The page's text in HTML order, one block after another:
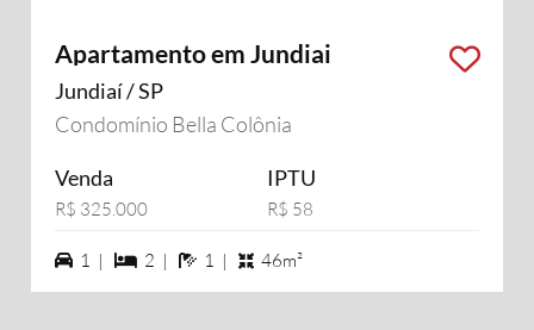
Apartamento em Jundiai
Jundiaí / SP
Condomínio Bella Colônia
Venda
R$ 325.000
IPTU
R$ 58
1 vagas na garagem
1 | 2 dormiórios
2 | 1 banheiros
1 | 46m²